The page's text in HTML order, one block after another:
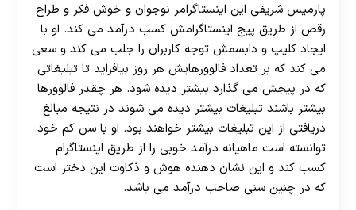
پارمیس شریفی این اینستاگرامر نوجوان و خوش فکر و طراح
رقص از طریق پیج اینستاگرامش کسب درآمد می کند. او با
ایجاد کلیپ و دابسمش توجه کاربران را جلب می کند و سعی
می کند که بر تعداد فالوورهایش هر روز بیافزاید تا تبلیغاتی
که در پیجش می گذارد بیشتر دیده شود. هر چقدر فالوورها
بیشتر باشند تبلیغات بیشتر دیده می شوند در نتیجه مبالغ
دریافتی از این تبلیغات بیشتر خواهند بود. او با سن کم خود
توانسته است ماهیانه درآمد خوبی را از طریق اینستاگرام
کسب کند و این نشان دهنده هوش و ذکاوت این دختر است
که در چنین سنی صاحب درآمد می باشد.